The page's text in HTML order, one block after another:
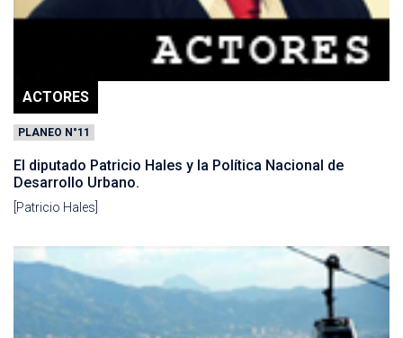
ACTORES
PLANEO N°11
El diputado Patricio Hales y la Política Nacional de
Desarrollo Urbano.
[Patricio Hales]